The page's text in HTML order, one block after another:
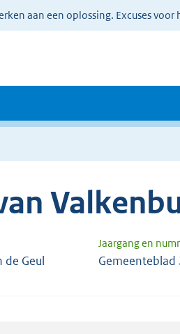
aan een oplossing. Excuses voor
Jaargang en
de Geul